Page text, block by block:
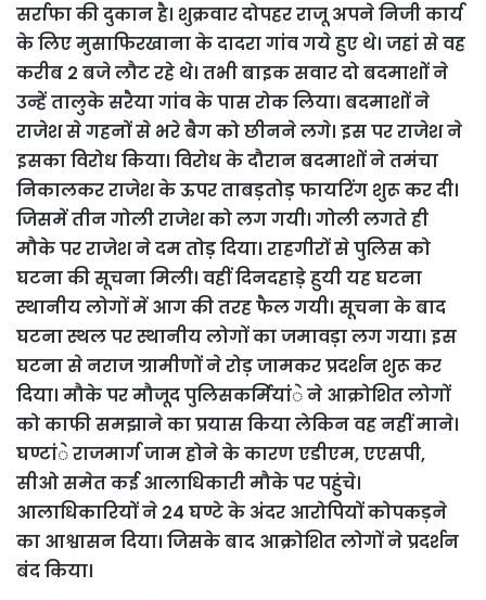
सर्राफा की दुकान है। शुक्रवार दोपहर राजू अपने निजी कार्य
के लिए मुसाफिरखाना के दादरा गांव गये हुए थे। जहां से वह
करीब 2 बजे लौट रहे थे। तभी बाइक सवार दो बदमाशों ने
उन्हें तालुके सरैया गांव के पास रोक लिया। बदमाशों ने
राजेश से गहनों से भरे बैग को छीनने लगे। इस पर राजेश ने
इसका विरोध किया। विरोध के दौरान बदमाशों ने तमंचा
निकालकर राजेश के ऊपर ताबड़तोड़ फायरिंग शुरू कर दी।
जिसमें तीन गोली राजेश को लग गयी। गोली लगते ही
मौके पर राजेश ने दम तोड़ दिया। राहगीरों से पुलिस को
घटना की सूचना मिली। वहीं दिनदहाड़े हुयी यह घटना
स्थानीय लोगों में आग की तरह फैल गयी। सूचना के बाद
घटना स्थल पर स्थानीय लोगों का जमावड़ा लग गया। इस
घटना से नराज ग्रामीणों ने रोड़ जामकर प्रदर्शन शुरू कर
दिया। मौके पर मौजूद पुलिसकर्मियांे ने आक्रोशित लोगों
को काफी समझाने का प्रयास किया लेकिन वह नहीं माने।
घण्टांे राजमार्ग जाम होने के कारण एडीएम, एएसपी,
सीओ समेत कई आलाधिकारी मौके पर पहुंचे।
आलाधिकारियों ने 24 घण्टे के अंदर आरोपियों कोपकड़ने
का आश्वासन दिया। जिसके बाद आक्रोशित लोगों ने प्रदर्शन
बंद किया।